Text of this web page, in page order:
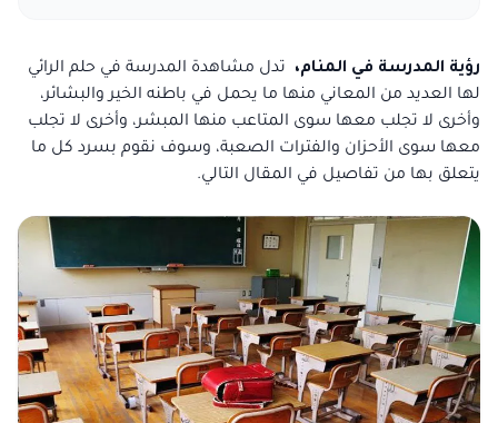
رؤية المدرسة في المنام،
تدل مشاهدة المدرسة في حلم الرائي
لها العديد من المعاني منها ما يحمل في باطنه الخير والبشائر،
وأخرى لا تجلب معها سوى المتاعب منها المبشر، وأخرى لا تجلب
معها سوى الأحزان والفترات الصعبة، وسوف نقوم بسرد كل ما
يتعلق بها من تفاصيل في المقال التالي.